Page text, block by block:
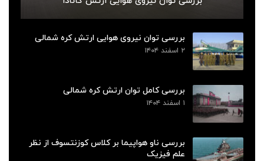
بررسی توان نیروی هوایی ارتش کره شمالی
۲ اسفند ۱۴۰۴
بررسی کامل توان ارتش کره شمالی
۱ اسفند ۱۴۰۴
بررسی ناو هواپیما بر کلاس کوزنتسوف از نظر
علم فیزیک